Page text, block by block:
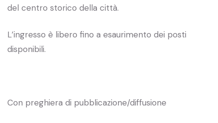
del centro storico della città.
L’ingresso è libero fino a esaurimento dei posti
disponibili.
Con preghiera di pubblicazione/diffusione